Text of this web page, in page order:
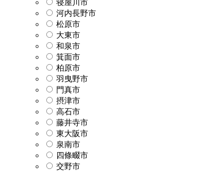
寝屋川市
河内長野市
松原市
大東市
和泉市
箕面市
柏原市
羽曳野市
門真市
摂津市
高石市
藤井寺市
東大阪市
泉南市
四條畷市
交野市